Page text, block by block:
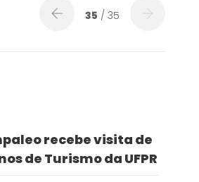
35 / 35
recebe visita de
de Turismo da UFPR